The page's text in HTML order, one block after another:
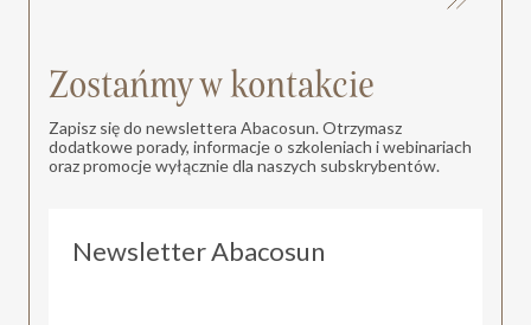
Zostańmy w kontakcie
Zapisz się do newslettera Abacosun. Otrzymasz
dodatkowe porady, informacje o szkoleniach i webinariach
oraz promocje wyłącznie dla naszych subskrybentów.
Newsletter Abacosun